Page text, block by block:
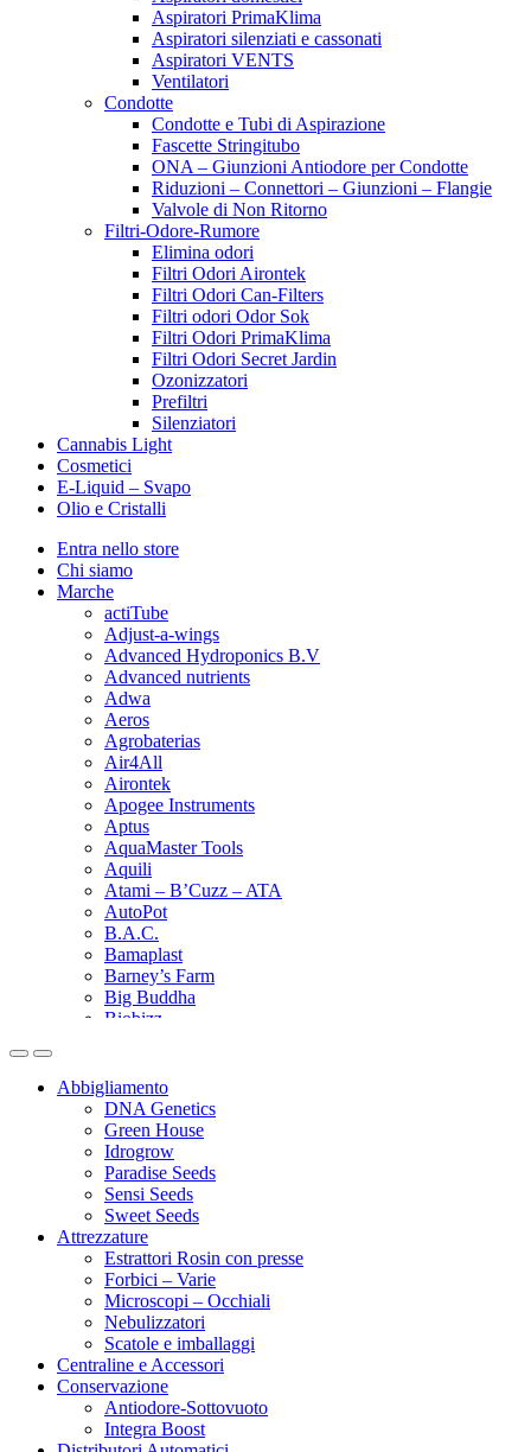
Aspiratori PrimaKlima
Aspiratori silenziati e cassonati
Aspiratori VENTS
Ventilatori
Condotte
Condotte e Tubi di Aspirazione
Fascette Stringitubo
ONA – Giunzioni Antiodore per Condotte
Riduzioni – Connettori – Giunzioni – Flangie
Valvole di Non Ritorno
Filtri-Odore-Rumore
Elimina odori
Filtri Odori Airontek
Filtri Odori Can-Filters
Filtri odori Odor Sok
Filtri Odori PrimaKlima
Filtri Odori Secret Jardin
Ozonizzatori
Prefiltri
Silenziatori
Cannabis Light
Cosmetici
E-Liquid – Svapo
Olio e Cristalli
Entra nello store
Chi siamo
Marche
actiTube
Adjust-a-wings
Advanced Hydroponics B.V
Advanced nutrients
Adwa
Aeros
Agrobaterias
Air4All
Airontek
Apogee Instruments
Aptus
AquaMaster Tools
Aquili
Atami – B’Cuzz – ATA
AutoPot
B.A.C.
Bamaplast
Barney’s Farm
Big Buddha
Biobizz
Black Magic
Black Orchid
BlumaX
BSF – Bigger Stronger Faster
Bubblebags
Buddha Seeds
Buic
Bulk
Cali Terpenes
Can-filters
Canna
Canna terra
CBD Crew
CenturionPro CproSolution
Chinaski Edizioni
Clipper
Co2Bucket
Cornwall
Abbigliamento
DNA Genetics
Green House
Idrogrow
Paradise Seeds
Sensi Seeds
Sweet Seeds
Attrezzature
Estrattori Rosin con presse
Forbici – Varie
Microscopi – Occhiali
Nebulizzatori
Scatole e imballaggi
Centraline e Accessori
Conservazione
Antiodore-Sottovuoto
Integra Boost